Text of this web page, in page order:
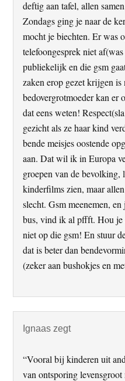
deftig aan tafel, allen
Zondags ging je naar de
mocht je biechten. Er was
telefoongesprek niet
publiekelijk en die gsm
zaken erop gezet krijgen
bedovergrotmoeder kan er
dat eens weten!
gezicht als ze haar kind
bende meisjes oostende
aan. Dat wil ik in Europa
groepen van de bevolking,
kinderfilms zien, maar
slecht. Gsm meenemen,
bus, vind ik al pffft. Hou je
niet op die gsm! En stuur
dat is beter dan
(zeker aan bushokjes en
Ignaas zegt
“Vooral bij kinderen uit
van ontsporing